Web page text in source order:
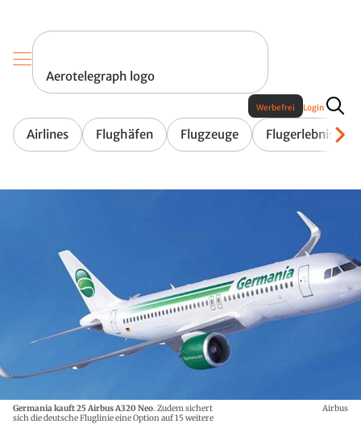
Aerotelegraph logo
Airlines Flughäfen Flugzeuge Flugerlebnis
Werbefrei Login
Germania kauft 25 Airbus A320 Neo. Zudem sichert
sich die deutsche Fluglinie eine Option auf 15 weitere
Airbus